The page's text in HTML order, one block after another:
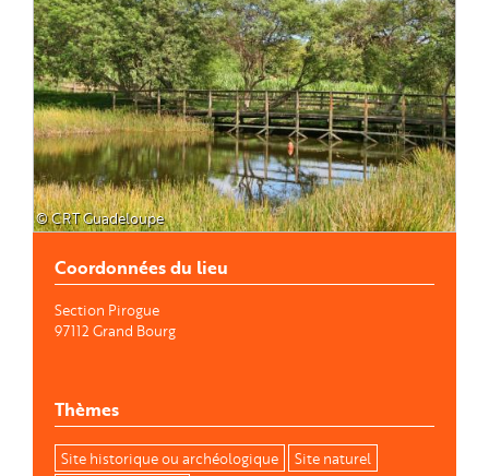
© CRT Guadeloupe
Coordonnées du lieu
Section Pirogue
97112 Grand Bourg
Thèmes
Site historique ou archéologique
Site naturel